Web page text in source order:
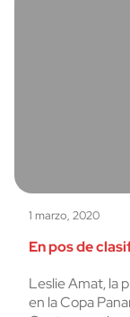
1 marzo, 2020
En pos de
Leslie Amat, la
en la Copa